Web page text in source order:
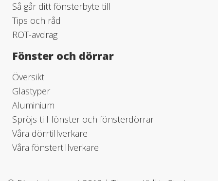
Så går ditt fönsterbyte till
Tips och råd
ROT-avdrag
Fönster och dörrar
Översikt
Glastyper
Aluminium
Spröjs till fönster och fönsterdörrar
Våra dörrtillverkare
Våra fönstertillverkare